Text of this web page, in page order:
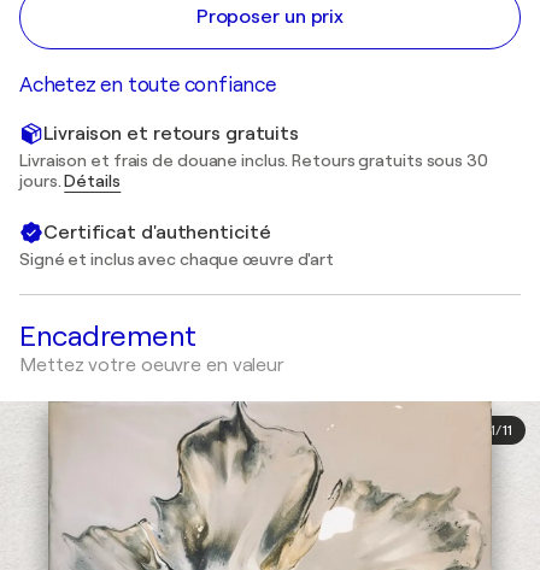
Proposer un prix
Achetez en toute confiance
Livraison et retours gratuits
Livraison et frais de douane inclus. Retours gratuits sous 30
jours.Détails
Certificat d'authenticité
Signé et inclus avec chaque œuvre d'art
Encadrement
Mettez votre oeuvre en valeur
1/11